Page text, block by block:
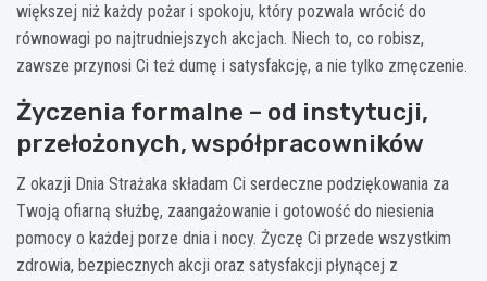
większej niż każdy pożar i spokoju, który pozwala wrócić do
równowagi po najtrudniejszych akcjach. Niech to, co robisz,
zawsze przynosi Ci też dumę i satysfakcję, a nie tylko zmęczenie.
Życzenia formalne – od instytucji,
przełożonych, współpracowników
Z okazji Dnia Strażaka składam Ci serdeczne podziękowania za
Twoją ofiarną służbę, zaangażowanie i gotowość do niesienia
pomocy o każdej porze dnia i nocy. Życzę Ci przede wszystkim
zdrowia, bezpiecznych akcji oraz satysfakcji płynącej z